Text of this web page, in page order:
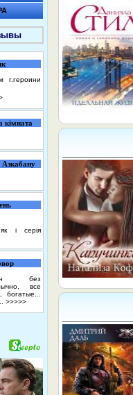
г.героини
кімната
Азкабану
і серія
без
все
>>>>>